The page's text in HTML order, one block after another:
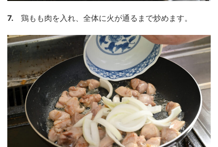
7. 鶏もも肉を入れ、全体に火が通るまで炒めます。